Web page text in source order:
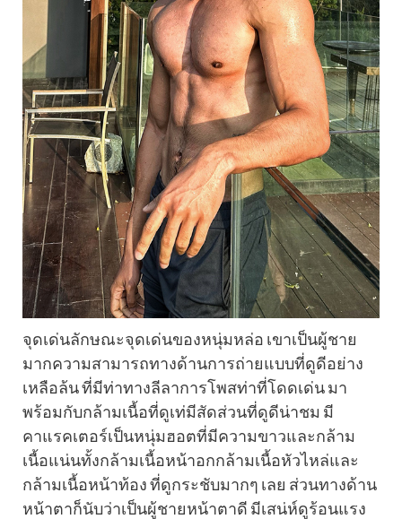
จุดเด่นลักษณะจุดเด่นของหนุ่มหล่อ เขาเป็นผู้ชาย
มากความสามารถทางด้านการถ่ายแบบที่ดูดีอย่าง
เหลือล้น ที่มีท่าทางลีลาการโพสท่าที่โดดเด่น มา
พร้อมกับกล้ามเนื้อที่ดูเท่มีสัดส่วนที่ดูดีน่าชม มี
คาแรคเตอร์เป็นหนุ่มฮอตที่มีความขาวและกล้าม
เนื้อแน่นทั้งกล้ามเนื้อหน้าอกกล้ามเนื้อหัวไหล่และ
กล้ามเนื้อหน้าท้อง ที่ดูกระชับมากๆ เลย ส่วนทางด้าน
หน้าตาก็นับว่าเป็นผู้ชายหน้าตาดี มีเสน่ห์ดูร้อนแรง